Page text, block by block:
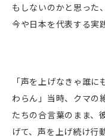
もしないのかと思った
今や日本を代表する実
「声を上げなきゃ誰
わらん」当時、クマの
たちの合言葉のまま、
げて、声を上げ続け行